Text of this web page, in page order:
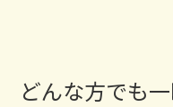
どんな方でも